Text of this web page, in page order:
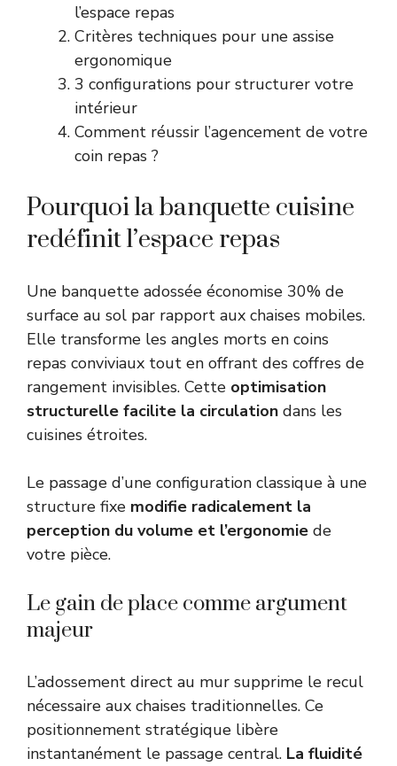
l’espace repas
Critères techniques pour une assise
ergonomique
3 configurations pour structurer votre
intérieur
Comment réussir l’agencement de votre
coin repas ?
Pourquoi la banquette cuisine
redéfinit l’espace repas
Une banquette adossée économise 30% de
surface au sol par rapport aux chaises mobiles.
Elle transforme les angles morts en coins
repas conviviaux tout en offrant des coffres de
rangement invisibles. Cette optimisation
structurelle facilite la circulation dans les
cuisines étroites.
Le passage d’une configuration classique à une
structure fixe modifie radicalement la
perception du volume et l’ergonomie de
votre pièce.
Le gain de place comme argument
majeur
L’adossement direct au mur supprime le recul
nécessaire aux chaises traditionnelles. Ce
positionnement stratégique libère
instantanément le passage central. La fluidité